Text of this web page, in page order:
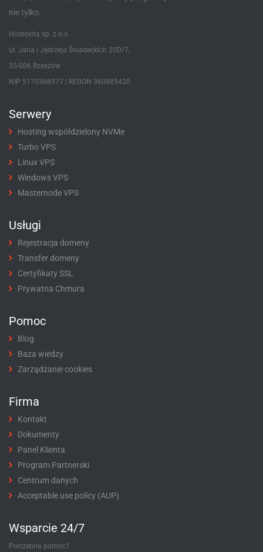
nie tylko.
Hostovita sp. z o.o.
ul. Jana i Jędrzeja Śniadeckich 20D/7,
35-006 Rzeszów
NIP 5170368977 | REGON 360885420
Serwery
Hosting współdzielony NVMe
Turbo VPS
Linux VPS
Windows VPS
Masternode VPS
Usługi
Rejestracja domeny
Transfer domeny
Certyfikaty SSL
Prywatna Chmura
Pomoc
Blog
Baza wiedzy
Zarządzanie cookies
Firma
Kontakt
Dokumenty
Panel Klienta
Program Partnerski
Centrum danych
Acceptable use policy (AUP)
Wsparcie 24/7
Potrzebna pomoc?